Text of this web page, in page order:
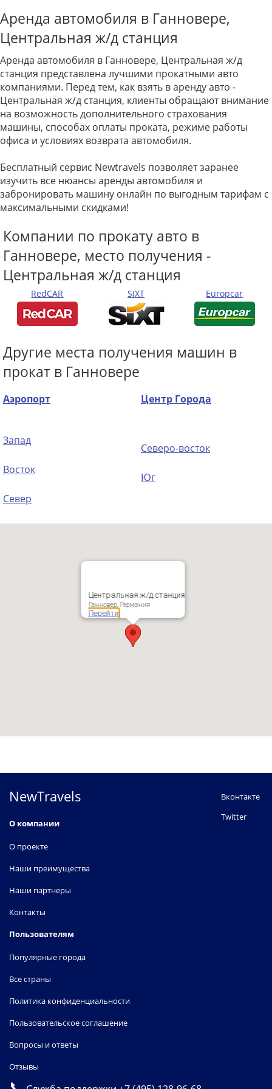
Аренда автомобиля в Ганновере,
Центральная ж/д станция
Аренда автомобиля в Ганновере, Центральная ж/д
станция представлена лучшими прокатными авто
компаниями. Перед тем, как взять в аренду авто -
Центральная ж/д станция, клиенты обращают внимание
на возможность дополнительного страхования
машины, способах оплаты проката, режиме работы
офиса и условиях возврата автомобиля.
Бесплатный сервис Newtravels позволяет заранее
изучить все нюансы аренды автомобиля и
забронировать машину онлайн по выгодным тарифам с
максимальными скидками!
Компании по прокату авто в
Ганновере, место получения -
Центральная ж/д станция
RedCAR SIXT Europcar
Другие места получения машин в
прокат в Ганновере
Аэропорт Центр Города
Запад
Восток
Север
Северо-восток
Юг
Центральная ж/д станция
Ганновер, Германия
Перейти
NewTravels
О компании
О проекте
Наши преимущества
Наши партнеры
Контакты
Пользователям
Популярные города
Все страны
Политика конфиденциальности
Пользовательское соглашение
Вопросы и ответы
Отзывы
Вконтакте
Twitter